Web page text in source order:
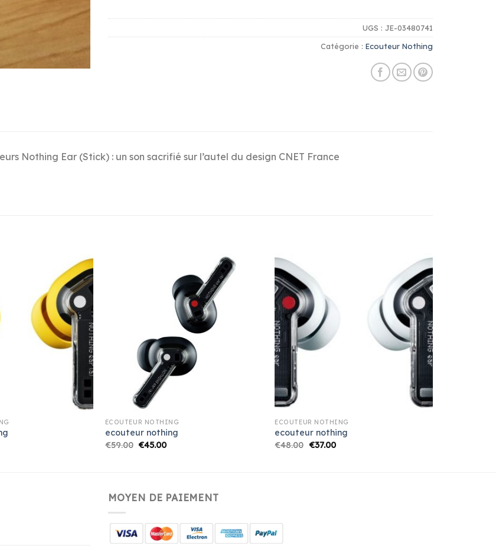
UGS : JE-03480741
Catégorie : Ecouteur Nothing
Nothing Ear (Stick) : un son sacrifié sur l’autel du design CNET France
ECOUTEUR NOTHING
ecouteur nothing
€59.00 €45.00
ECOUTEUR NOTHING
ecouteur nothing
€48.00 €37.00
MOYEN DE PAIEMENT